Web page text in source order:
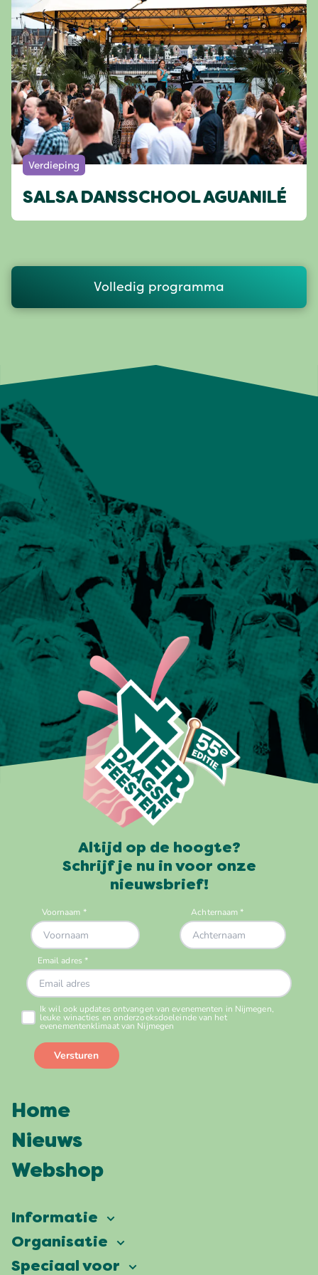
Verdieping
SALSA DANSSCHOOL AGUANILÉ
Volledig programma
Altijd op de hoogte?
Schrijf je nu in voor onze
nieuwsbrief!
Home
Nieuws
Webshop
Informatie
Vierdaagsefeesten
Veelgestelde vragen
Organisatie
Onze ambitie
Speciaal voor